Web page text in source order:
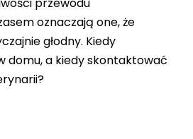
przewodu
oznaczają one, że
głodny. Kiedy
domu, a kiedy skontaktować